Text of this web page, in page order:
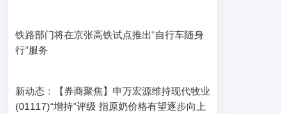
铁路部门将在京张高铁试点推出“自行车随身
行”服务
新动态：【券商聚焦】申万宏源维持现代牧业
(01117)“增持”评级 指原奶价格有望逐步向上